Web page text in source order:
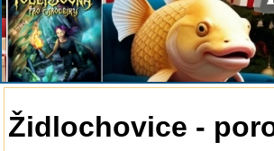
Židlochovice -